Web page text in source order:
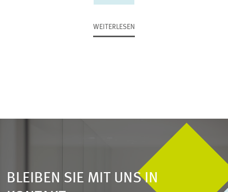
WEITERLESEN
BLEIBEN SIE MIT UNS IN